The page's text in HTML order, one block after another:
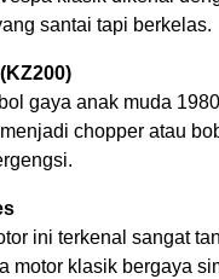
santai tapi berkelas.
gaya anak muda
chopper atau
ini terkenal sangat
motor klasik bergaya